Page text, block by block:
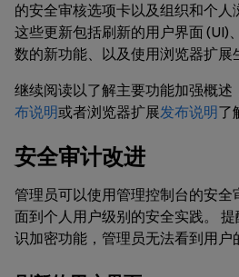
的安全审核选项卡以及组织和个人
这些更新包括刷新的用户界面 (UI)
数的新功能、以及使用浏览器扩展
继续阅读以了解主要功能加强概述
布说明或者浏览器扩展发布说明了
安全审计改进
管理员可以使用管理控制台的安
面到个人用户级别的安全实践。
识加密功能，管理员无法看到用户